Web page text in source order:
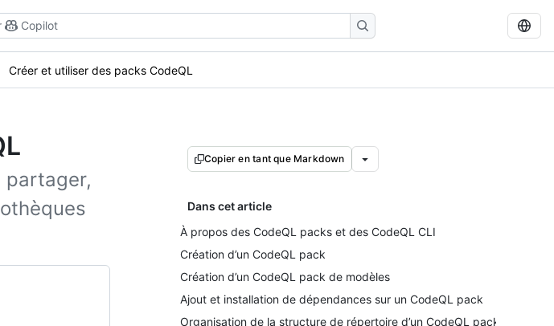
Copilot
Créer et utiliser des packs CodeQL
partager,
Copier en tant que Markdown
Dans cet article
À propos des CodeQL packs et des CodeQL CLI
Création d’un CodeQL pack
Création d’un CodeQL pack de modèles
Ajout et installation de dépendances sur un CodeQL pack
Organisation de la structure de répertoire d’un CodeQL pack